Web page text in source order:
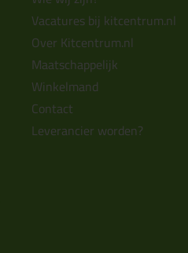
Vacatures bij kitcentrum.nl
Over Kitcentrum.nl
Maatschappelijk
Winkelmand
Contact
Leverancier worden?